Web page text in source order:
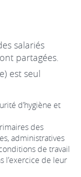
LINKEDIN
salariés
partagées.
est seul
d’hygiène et
des
administratives
de travail
l’exercice de leur